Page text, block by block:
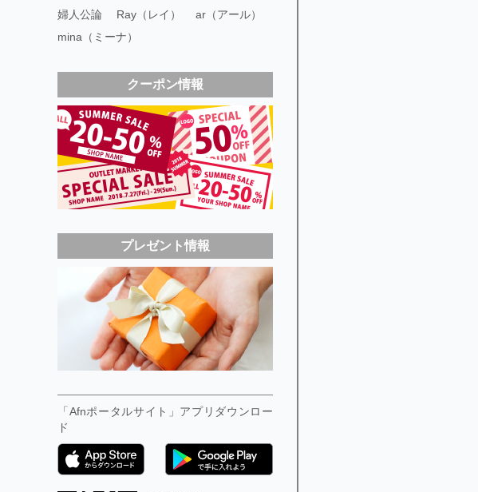
婦人公論
Ray（レイ）
ar（アール）
mina（ミーナ）
クーポン情報
プレゼント情報
「Afnポータルサイト」アプリダウンロー
ド